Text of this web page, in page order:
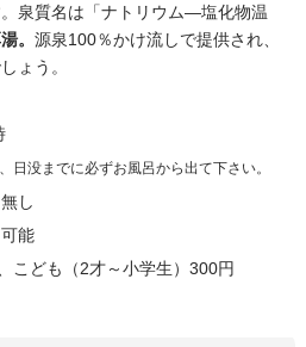
泉質名は「ナトリウム―塩化物温
。 源泉100％かけ流しで提供され、
ょう。
没までに必ずお風呂から出て下さい。
し
能
こども（2才～小学生）300円